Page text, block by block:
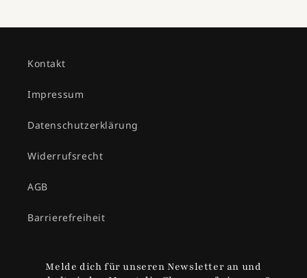
Kontakt
Impressum
Datenschutzerklärung
Widerrufsrecht
AGB
Barrierefreiheit
Melde dich für unseren Newsletter an und